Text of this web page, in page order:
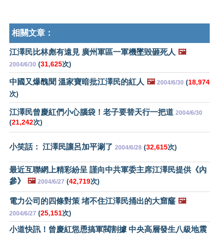
相關文章：
江澤民比林彪有遠見 廣州軍區一軍機墜毀砸死人 🖼️
2004/6/30 (31,625次)
中國又爆醜聞 溫家寶暗批江澤民的紅人 🖼️ 2004/6/30 (18,974
次)
江澤民曾慶紅們小心腦袋！老子要替天行一把道 2004/6/30
(21,242次)
小笑話： 江澤民讓呂加平涮了 2004/6/28 (32,615次)
最近互聯網上精彩紛呈 謹向中共軍委主席江澤民提供《內
參》
🖼️ 2004/6/27 (42,719次)
電力公司的四條對策 堵不住江澤民捅出的大窟窿 🖼️
2004/6/27 (25,151次)
小道快訊！曾慶紅慫恿搞軍閥割據 中央高層發生八級地震